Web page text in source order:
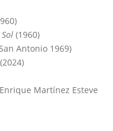
(1960)
Antonio 1969)
(2024)
Martínez Esteve